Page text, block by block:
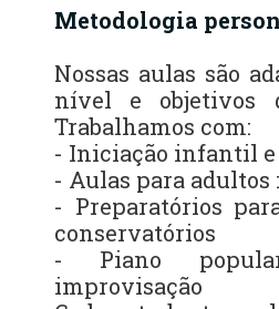
Metodologia
Nossas aulas são
nível e objetivos
Trabalhamos com:
- Iniciação infantil
- Aulas para
- Preparatórios
conservatórios
- Piano
improvisação